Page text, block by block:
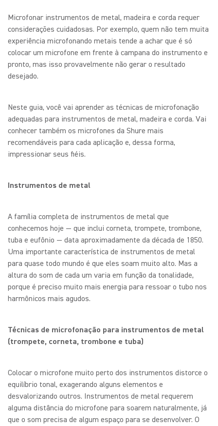
Microfonar instrumentos de metal, madeira e corda requer
considerações cuidadosas. Por exemplo, quem não tem muita
experiência microfonando metais tende a achar que é só
colocar um microfone em frente à campana do instrumento e
pronto, mas isso provavelmente não gerar o resultado
desejado.
Neste guia, você vai aprender as técnicas de microfonação
adequadas para instrumentos de metal, madeira e corda. Vai
conhecer também os microfones da Shure mais
recomendáveis para cada aplicação e, dessa forma,
impressionar seus fiéis.
Instrumentos de metal
A família completa de instrumentos de metal que
conhecemos hoje — que inclui corneta, trompete, trombone,
tuba e eufônio — data aproximadamente da década de 1850.
Uma importante característica de instrumentos de metal
para quase todo mundo é que eles soam muito alto. Mas a
altura do som de cada um varia em função da tonalidade,
porque é preciso muito mais energia para ressoar o tubo nos
harmônicos mais agudos.
Técnicas de microfonação para instrumentos de metal
(trompete, corneta, trombone e tuba)
Colocar o microfone muito perto dos instrumentos distorce o
equilíbrio tonal, exagerando alguns elementos e
desvalorizando outros. Instrumentos de metal requerem
alguma distância do microfone para soarem naturalmente, já
que o som precisa de algum espaço para se desenvolver. O